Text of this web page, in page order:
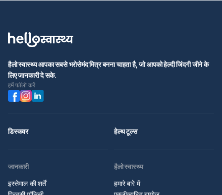
हैलो स्वास्थ्य आपका सबसे भरोसेमंद मित्र बनना चाहता है, जो आपको हेल्दी जिंदगी जीने के
लिए जानकारी दे सके.
हमें फॉलो करें
डिस्कवर हेल्थ टूल्स
जानकारी
इस्तेमाल की शर्तें
हैलो स्वास्थ्य
हमारे बारे में